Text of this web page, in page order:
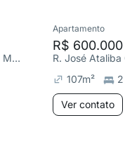
R. Rubens de Souza Araújo, Vila Mangalot
Apartamento
R$ 600.000
R. José
107m² 2
Ver contato